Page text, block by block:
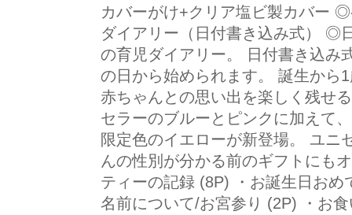
カバーがけ+クリア塩ビ製カバー
ダイアリー（日付書き込み式） ◎
の育児ダイアリー。 日付書き込み
の日から始められます。 誕生から
赤ちゃんとの思い出を楽しく残せ
セラーのブルーとピンクに加えて
限定色のイエローが新登場。 ユニ
んの性別が分かる前のギフトにも
ティーの記録 (8P) ・お誕生日お
名前について/お宮参り (2P) ・お